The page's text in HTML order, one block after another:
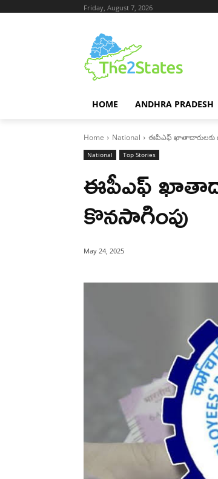
Friday, August 7, 2026
HOME ANDHRA PRADESH
Home National ఈపీఎఫ్ ఖాతాదారులకు
National Top Stories
ఈపీఎఫ్
కొనసాగింపు
May 24, 2025